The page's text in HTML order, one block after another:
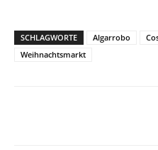
SCHLAGWORTE Algarrobo
Weihnachtsmarkt